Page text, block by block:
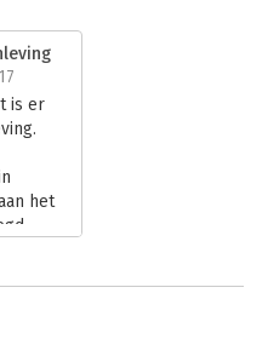
is er
het